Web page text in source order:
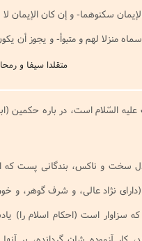
لا يسكن كما تسكن المنازل- لكنهم
مثل قوله-
موسى اشعرى و عمرو عاص) و
هر سوى گرد گرديده، و از هر
پاك، و نسب معلوم نيستند) از
دهند و تربيتشان كنند (بدو